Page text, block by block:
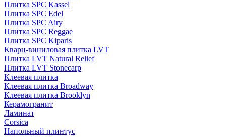
Плитка SPC Kassel
Плитка SPC Edel
Плитка SPC Airy
Плитка SPC Reggae
Плитка SPC Kiparis
Кварц-виниловая плитка LVT
Плитка LVT Natural Relief
Плитка LVT Stonecarp
Клеевая плитка
Клеевая плитка Broadway
Клеевая плитка Brooklyn
Керамогранит
Ламинат
Corsica
Напольный плинтус